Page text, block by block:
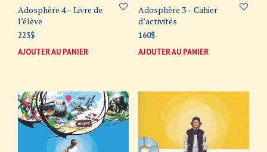
Adosphère 4 – Livre de
l’élève
223$
AJOUTER AU PANIER
Adosphère 3 – Cahier
d’activités
160$
AJOUTER AU PANIER